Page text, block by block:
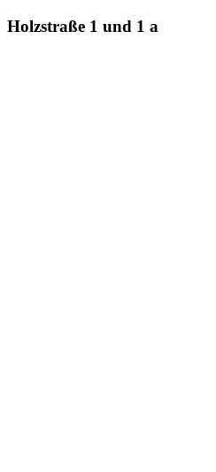
Holzstraße 1 und 1 a